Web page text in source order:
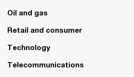
Oil and gas
Retail and consumer
Technology
Telecommunications